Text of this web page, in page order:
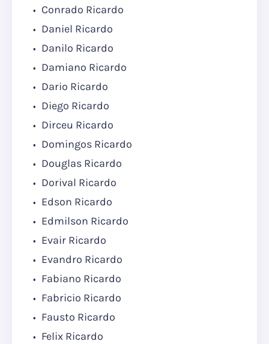
Conrado Ricardo
Daniel Ricardo
Danilo Ricardo
Damiano Ricardo
Dario Ricardo
Diego Ricardo
Dirceu Ricardo
Domingos Ricardo
Douglas Ricardo
Dorival Ricardo
Edson Ricardo
Edmilson Ricardo
Evair Ricardo
Evandro Ricardo
Fabiano Ricardo
Fabricio Ricardo
Fausto Ricardo
Felix Ricardo